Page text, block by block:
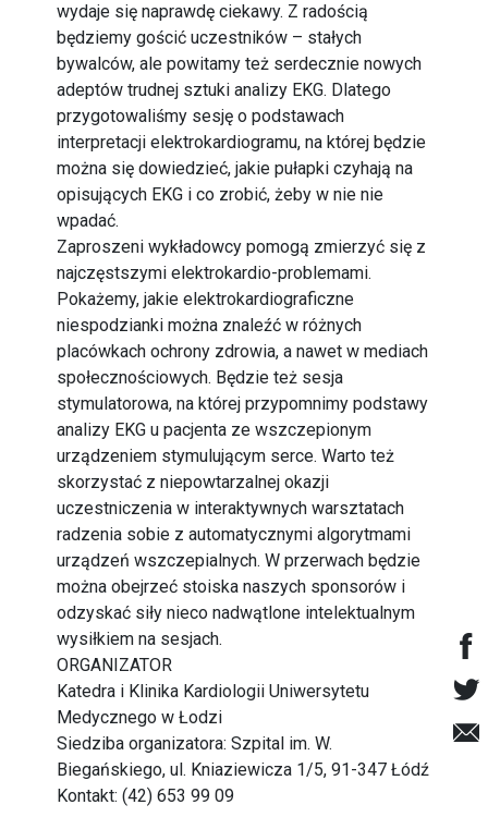
wydaje się naprawdę ciekawy. Z radością
będziemy gościć uczestników – stałych
bywalców, ale powitamy też serdecznie nowych
adeptów trudnej sztuki analizy EKG. Dlatego
przygotowaliśmy sesję o podstawach
interpretacji elektrokardiogramu, na której będzie
można się dowiedzieć, jakie pułapki czyhają na
opisujących EKG i co zrobić, żeby w nie nie
wpadać.
Zaproszeni wykładowcy pomogą zmierzyć się z
najczęstszymi elektrokardio-problemami.
Pokażemy, jakie elektrokardiograficzne
niespodzianki można znaleźć w różnych
placówkach ochrony zdrowia, a nawet w mediach
społecznościowych. Będzie też sesja
stymulatorowa, na której przypomnimy podstawy
analizy EKG u pacjenta ze wszczepionym
urządzeniem stymulującym serce. Warto też
skorzystać z niepowtarzalnej okazji
uczestniczenia w interaktywnych warsztatach
radzenia sobie z automatycznymi algorytmami
urządzeń wszczepialnych. W przerwach będzie
można obejrzeć stoiska naszych sponsorów i
odzyskać siły nieco nadwątlone intelektualnym
wysiłkiem na sesjach.
ORGANIZATOR
Katedra i Klinika Kardiologii Uniwersytetu
Medycznego w Łodzi
Siedziba organizatora: Szpital im. W.
Biegańskiego, ul. Kniaziewicza 1/5, 91-347 Łódź
Kontakt: (42) 653 99 09